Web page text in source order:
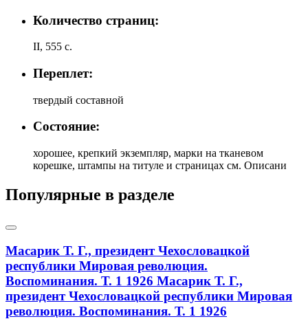
Количество страниц:
II, 555 с.
Переплет:
твердый составной
Состояние:
хорошее, крепкий экземпляр, марки на тканевом
корешке, штампы на титуле и страницах см. Описани
Популярные в разделе
Масарик Т. Г., президент Чехословацкой
республики Мировая революция.
Воспоминания. Т. 1 1926 Масарик Т. Г.,
президент Чехословацкой республики Мировая
революция. Воспоминания. Т. 1 1926